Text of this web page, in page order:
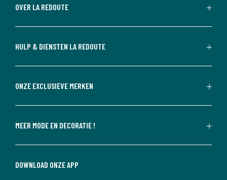
OVER LA REDOUTE
HULP & DIENSTEN LA REDOUTE
ONZE EXCLUSIEVE MERKEN
MEER MODE EN DECORATIE !
DOWNLOAD ONZE APP